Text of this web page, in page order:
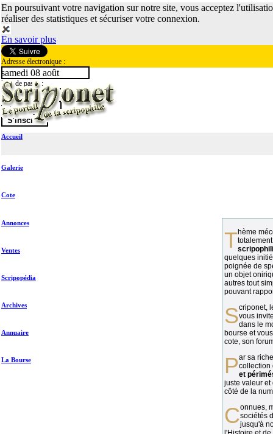
En poursuivant votre navigation sur notre site, vous acceptez
réaliser des statistiques et sécuriser votre connexion.
En savoir plus
Adresse électronique :
Mot de passe :
samedi 08 août
Accueil
Galerie
Cote
Annonces
Ventes
Scripopédia
Archives
Annuaire
La Bourse
Thème méconnu des collectionneurs et
quelques
poignée de
un objet
autres tout
pouvant
vous
dans le
bourse et
cote, son
Par sa richesse et sa diversité, lacollection
et
juste valeur et
côté de la
Connues, méconnues, ou inconnues, lessociétés
jusqu'à